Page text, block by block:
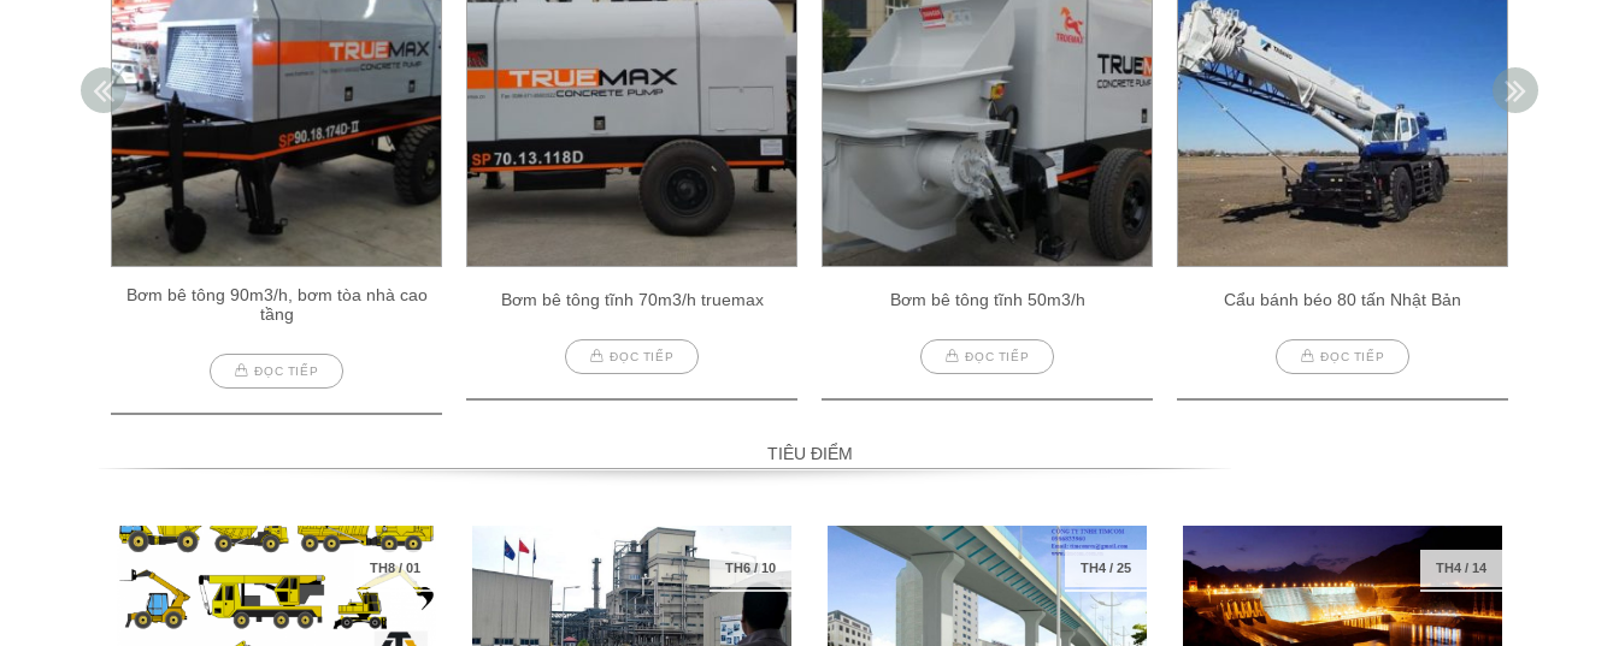
Bơm bê tông 90m3/h, bơm tòa nhà cao
tầng
ĐỌC TIẾP
Bơm bê tông tĩnh 70m3/h truemax
ĐỌC TIẾP
Bơm bê tông tĩnh 50m3/h
ĐỌC TIẾP
Cẩu bánh béo 80 tấn Nhật Bản
ĐỌC TIẾP
TIÊU ĐIỂM
TH8/01 TH6/10 TH4 / 25 TH4 / 14